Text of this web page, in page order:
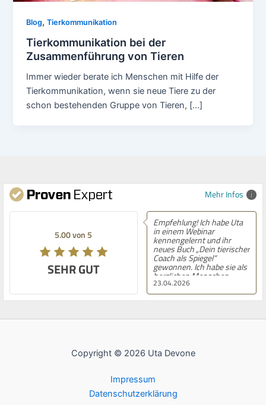
Blog,Tierkommunikation
Tierkommunikation bei der
Zusammenführung von Tieren
Immer wieder berate ich Menschen mit Hilfe der
Tierkommunikation, wenn sie neue Tiere zu der
schon bestehenden Gruppe von Tieren, […]
Mehr Infos
5.00 von 5
SEHR GUT
23.04.2026
Empfehlung! Ich habe Uta
in einem Webinar
kennengelernt und ihr
neues Buch „Dein tierischer
Coach als Spiegel“
gewonnen. Ich habe sie als
herzlichen Menschen
kennengelernt, der aus
dem Herzen gerne
Geschenke gibt. Das Buch
geschrieben und
gefällt mir der Workbook-
Charakter mit vielen
anregen. Uta Devone bringt
ihre große Erfahrung und
Expertise als
Copyright © 2026 Uta Devone
Impressum
Datenschutzerklärung